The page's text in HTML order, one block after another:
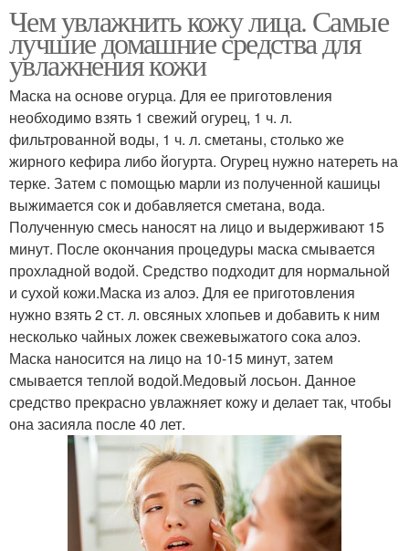
Чем увлажнить кожу лица. Самые
лучшие домашние средства для
увлажнения кожи
Маска на основе огурца. Для ее приготовления
необходимо взять 1 свежий огурец, 1 ч. л.
фильтрованной воды, 1 ч. л. сметаны, столько же
жирного кефира либо йогурта. Огурец нужно натереть на
терке. Затем с помощью марли из полученной кашицы
выжимается сок и добавляется сметана, вода.
Полученную смесь наносят на лицо и выдерживают 15
минут. После окончания процедуры маска смывается
прохладной водой. Средство подходит для нормальной
и сухой кожи.Маска из алоэ. Для ее приготовления
нужно взять 2 ст. л. овсяных хлопьев и добавить к ним
несколько чайных ложек свежевыжатого сока алоэ.
Маска наносится на лицо на 10-15 минут, затем
смывается теплой водой.Медовый лосьон. Данное
средство прекрасно увлажняет кожу и делает так, чтобы
она засияла после 40 лет.